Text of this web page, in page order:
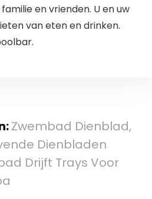
en vrienden. U en uw
van eten en drinken.
Zwembad Dienblad,
Dienbladen
Drijft Trays Voor